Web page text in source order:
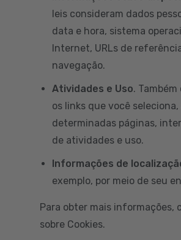
leis consideram dados
data e hora, sistema
Internet, URLs de
navegação.
Atividades e Uso.
os links que você
determinadas páginas,
de atividades e uso.
Informações de
exemplo, por meio de seu
Para obter mais informações,
sobre Cookies.